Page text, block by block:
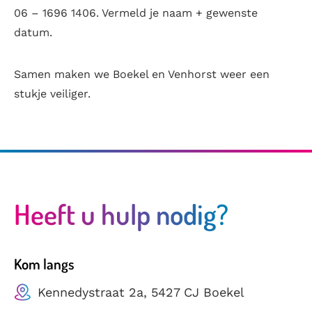
06 – 1696 1406. Vermeld je naam + gewenste
datum.
Samen maken we Boekel en Venhorst weer een
stukje veiliger.
Heeft u hulp nodig?
Kom langs
Kennedystraat 2a, 5427 CJ Boekel